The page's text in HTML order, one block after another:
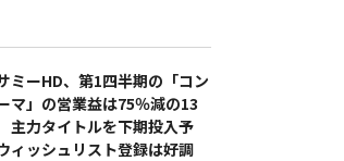
ミーHD、第1四半期の「コン
マ」の営業益は75％減の13
力タイトルを下期投入予
ッシュリスト登録は好調